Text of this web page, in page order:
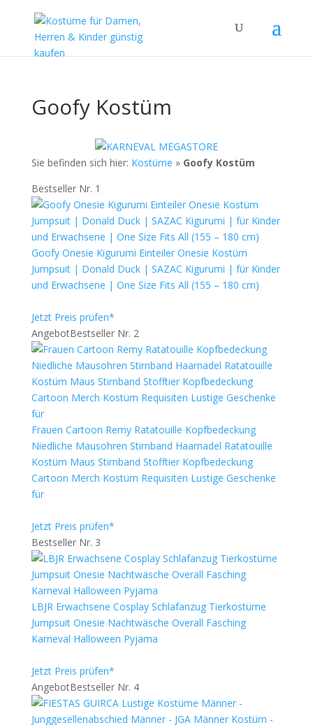
Goofy Kostüm
Sie befinden sich hier: Kostüme » Goofy Kostüm
Bestseller Nr. 1
Goofy Onesie Kigurumi Einteiler Onesie Kostüm
Jumpsuit | Donald Duck | SAZAC Kigurumi | für Kinder
und Erwachsene | One Size Fits All (155 – 180 cm)
Jetzt Preis prüfen*
AngebotBestseller Nr. 2
Frauen Cartoon Remy Ratatouille Kopfbedeckung
Niedliche Mausohren Stirnband Haarnadel Ratatouille
Kostüm Maus Stirnband Stofftier Kopfbedeckung
Cartoon Merch Kostüm Requisiten Lustige Geschenke
für
Jetzt Preis prüfen*
Bestseller Nr. 3
LBJR Erwachsene Cosplay Schlafanzug Tierkostüme
Jumpsuit Onesie Nachtwäsche Overall Fasching
Karneval Halloween Pyjama
Jetzt Preis prüfen*
AngebotBestseller Nr. 4